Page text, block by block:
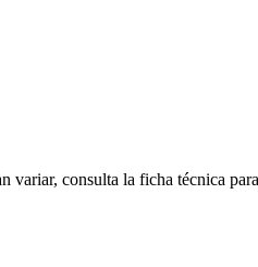
variar, consulta la ficha técnica